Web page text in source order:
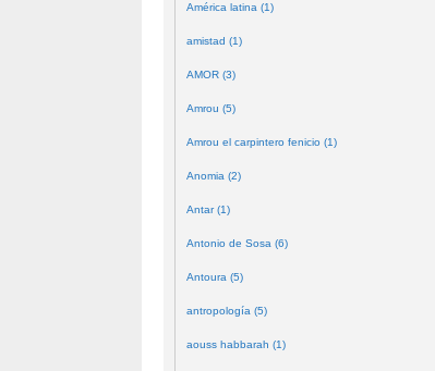
América latina (1)
amistad (1)
AMOR (3)
Amrou (5)
Amrou el carpintero fenicio (1)
Anomia (2)
Antar (1)
Antonio de Sosa (6)
Antoura (5)
antropología (5)
aouss habbarah (1)